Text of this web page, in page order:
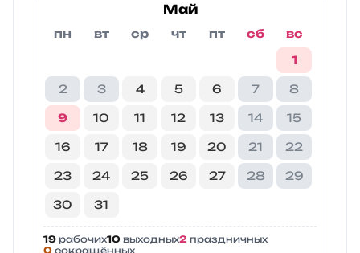
Май
пн вт ср чт пт сб
вс
1
2 3 4 5 6 7 8
9 10 11 12 13 14 15
16 17 18 19 20 21 22
23 24 25 26 27 28 29
30 31
19 рабочих10 выходных2 праздничных
0 сокращённых